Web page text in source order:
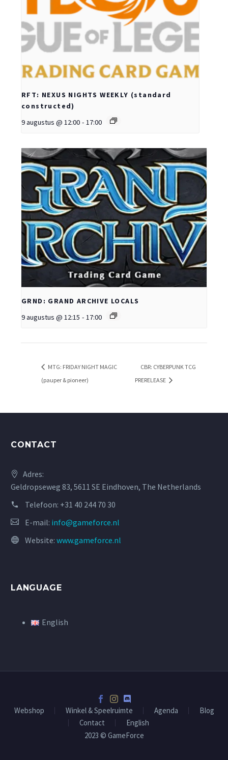
RFT: NEXUS NIGHTS WEEKLY (standard
constructed)
9 augustus @ 12:00 - 17:00
GRND: GRAND ARCHIVE LOCALS
9 augustus @ 12:15 - 17:00
MTG: FRIDAY NIGHT MAGIC
(pauper & pioneer)
CBR: CYBERPUNK TCG
PRERELEASE
CONTACT
Adres:
Geldropseweg 83, 5611 SE Eindhoven, The Netherlands
Telefoon: +31 40 244 70 30
E-mail: info@gameforce.nl
Website: www.gameforce.nl
LANGUAGE
English
Webshop Winkel & Speelruimte Agenda
Blog
Contact
English
2023 © GameForce